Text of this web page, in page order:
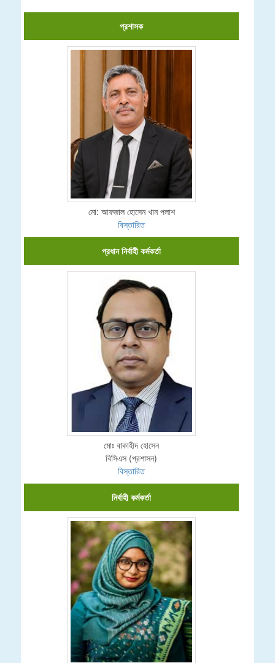
প্রশাসক
মো: আফজাল হোসেন খান পলাশ
বিস্তারিত
প্রধান নির্বাহী কর্মকর্তা
মোঃ বাকাহীদ হোসেন
বিসিএস (প্রশাসন)
বিস্তারিত
নির্বাহী কর্মকর্তা